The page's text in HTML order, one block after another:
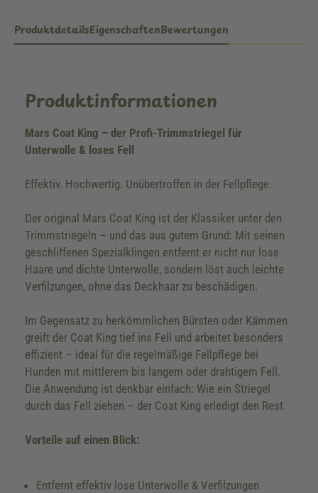
ProduktdetailsEigenschaftenBewertungen
Produktinformationen
Mars Coat King – der Profi-Trimmstriegel für
Unterwolle & loses Fell
Effektiv. Hochwertig. Unübertroffen in der Fellpflege.
Der original Mars Coat King ist der Klassiker unter den
Trimmstriegeln – und das aus gutem Grund: Mit seinen
geschliffenen Spezialklingen entfernt er nicht nur lose
Haare und dichte Unterwolle, sondern löst auch leichte
Verfilzungen, ohne das Deckhaar zu beschädigen.
Im Gegensatz zu herkömmlichen Bürsten oder Kämmen
greift der Coat King tief ins Fell und arbeitet besonders
effizient – ideal für die regelmäßige Fellpflege bei
Hunden mit mittlerem bis langem oder drahtigem Fell.
Die Anwendung ist denkbar einfach: Wie ein Striegel
durch das Fell ziehen – der Coat King erledigt den Rest.
Vorteile auf einen Blick:
Entfernt effektiv lose Unterwolle & Verfilzungen